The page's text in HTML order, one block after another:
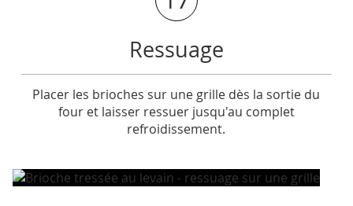
Ressuage
Placer les brioches sur une grille dès la sortie du
four et laisser ressuer jusqu'au complet
refroidissement.